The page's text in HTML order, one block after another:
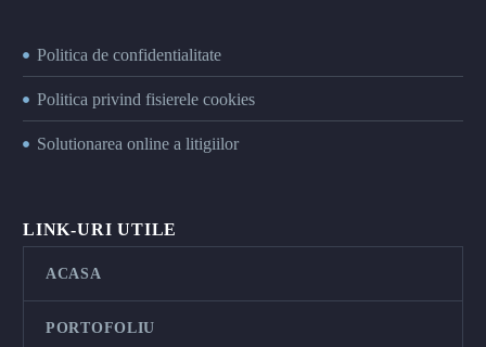
Politica de confidentialitate
Politica privind fisierele cookies
Solutionarea online a litigiilor
LINK-URI UTILE
ACASA
PORTOFOLIU